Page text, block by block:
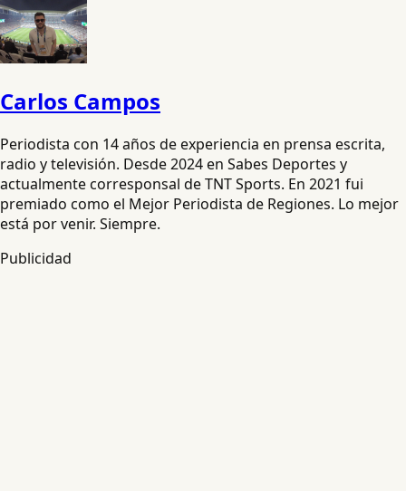
Carlos Campos
Periodista con 14 años de experiencia en prensa escrita,
radio y televisión. Desde 2024 en Sabes Deportes y
actualmente corresponsal de TNT Sports. En 2021 fui
premiado como el Mejor Periodista de Regiones. Lo mejor
está por venir. Siempre.
Publicidad